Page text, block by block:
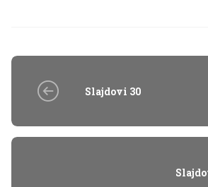
Slajdovi 30